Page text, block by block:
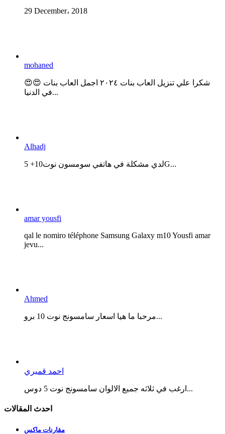
29 December، 2018
mohaned
😍😍 شكرا علي تنزيل العاب بنات ٢٠٢٤ اجمل العاب بنات
في الدنيا...
Alhadj
لدي مشكلة في هاتفي سومسون نوت10+ 5G...
amar yousfi
qal le nomiro téléphone Samsung Galaxy m10 Yousfi amar
jevu...
Ahmed
مرحبا ما هيا اسعار سامسونج نوت 10 برو...
احمد قميري
ارغب في ثلاثه جميع الالوان سامسونج نوت 5 دوس...
احدث المقالات
مقارنات ماكس